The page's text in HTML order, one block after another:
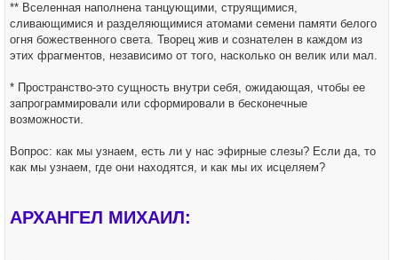
** Вселенная наполнена танцующими, струящимися,
сливающимися и разделяющимися атомами семени памяти белого
огня божественного света. Творец жив и сознателен в каждом из
этих фрагментов, независимо от того, насколько он велик или мал.
* Пространство-это сущность внутри себя, ожидающая, чтобы ее
запрограммировали или сформировали в бесконечные
возможности.
Вопрос: как мы узнаем, есть ли у нас эфирные слезы? Если да, то
как мы узнаем, где они находятся, и как мы их исцеляем?
АРХАНГЕЛ МИХАИЛ: